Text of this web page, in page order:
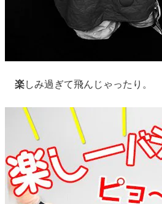
楽しみ過ぎて飛んじゃったり。